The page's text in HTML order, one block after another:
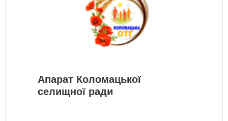
Апарат Коломацької
селищної ради